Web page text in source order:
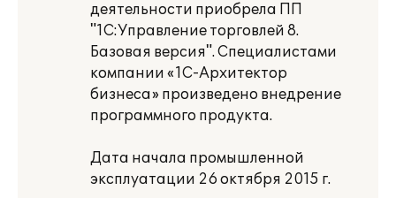
деятельности приобрела ПП
"1C:Управление торговлей 8.
Базовая версия". Специалистами
компании «1С-Архитектор
бизнеса» произведено внедрение
программного продукта.
Дата начала промышленной
эксплуатации 26 октября 2015 г.